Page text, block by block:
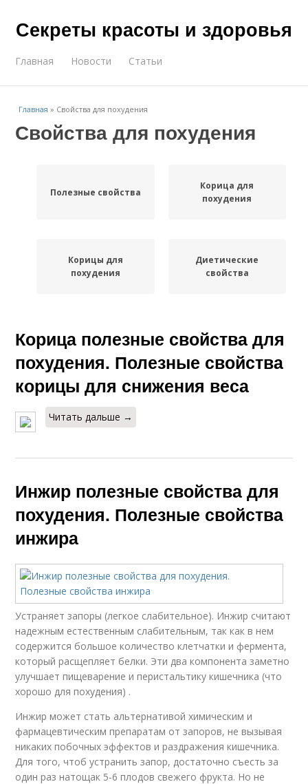
Секреты красоты и здоровья
Главная Новости Статьи
Главная » Свойства для похудения
Свойства для похудения
Полезные свойства
Корица для
похудения
Корицы для
похудения
Диетические
свойства
Корица полезные свойства для
похудения. Полезные свойства
корицы для снижения веса
Читать дальше →
Инжир полезные свойства для
похудения. Полезные свойства
инжира
Устраняет запоры (легкое слабительное). Инжир считают
надежным естественным слабительным, так как в нем
содержится большое количество клетчатки и фермента,
который расщепляет белки. Эти два компонента заметно
улучшает пищеварение и перистальтику кишечника (что
хорошо для похудения) .
Инжир может стать альтернативой химическим и
фармацевтическим препаратам от запоров, не вызывая
никаких побочных эффектов и раздражения кишечника.
Для того, чтоб устранить запор, достаточно съесть за
один раз натощак 5-6 плодов свежего фрукта. Но не